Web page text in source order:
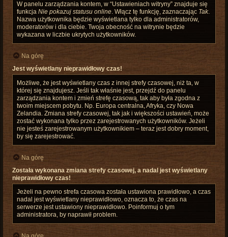
W panelu zarządzania kontem, w “Ustawieniach witryny” znajduje się
funkcjaNie pokazuj statusu online. Włącz tę funkcję, zaznaczając Tak.
Nazwa użytkownika będzie wyświetlana tylko dla administratorów,
moderatorów i dla ciebie. Twoja obecność na witrynie będzie
wykazana w liczbie ukrytych użytkowników.
Na górę
Jest wyświetlany nieprawidłowy czas!
Możliwe, że jest wyświetlany czas z innej strefy czasowej, niż ta, w
której się znajdujesz. Jeśli tak właśnie jest, przejdź do panelu
zarządzania kontem i zmień strefę czasową, tak aby była zgodna z
twoim miejscem pobytu. Np. Europa centralna, Afryka, czy Nowa
Zelandia. Zmiana strefy czasowej, tak jak i większości ustawień, może
zostać wykonana tylko przez zarejestrowanych użytkowników. Jeżeli
nie jesteś zarejestrowanym użytkownikiem – teraz jest dobry moment,
by się zarejestrować.
Na górę
Została wykonana zmiana strefy czasowej, a nadal jest wyświetlany
nieprawidłowy czas!
Jeżeli na pewno strefa czasowa została ustawiona prawidłowo, a czas
nadal jest wyświetlany nieprawidłowo, oznacza to, że czas na
serwerze jest ustawiony nieprawidłowo. Poinformuj o tym
administratora, by naprawił problem.